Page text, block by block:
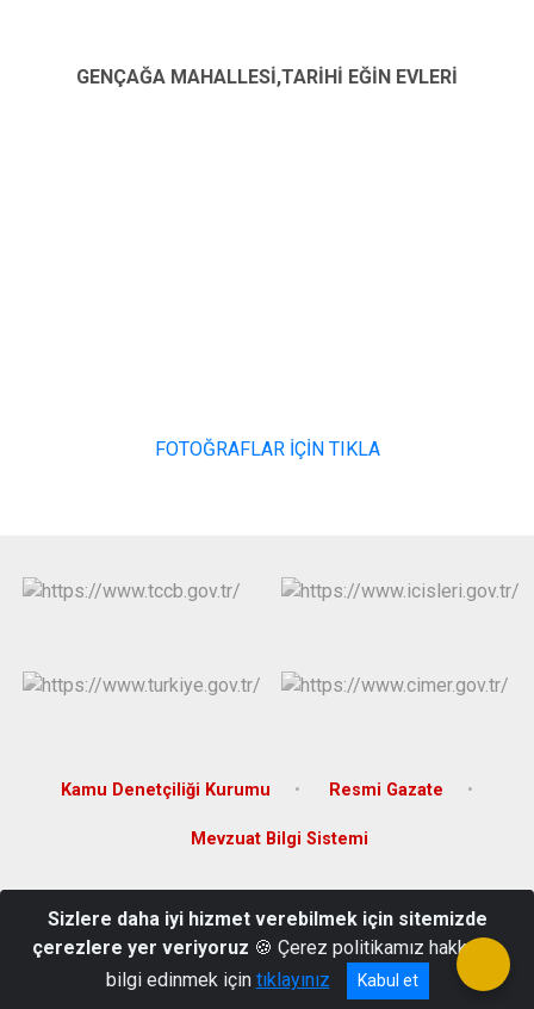
GENÇAĞA MAHALLESİ,TARİHİ EĞİN EVLERİ
FOTOĞRAFLAR İÇİN TIKLA
Kamu Denetçiliği Kurumu Resmi Gazate
Mevzuat Bilgi Sistemi
Kemaliye/ Erzincan
Telefon:(0446) 751 21 36-Faks: 0446 751 28 38
Sizlere daha iyi hizmet verebilmek için sitemizde
çerezlere yer veriyoruz 🍪 Çerez politikamız hakkında
bilgi edinmek için tıklayınız Kabul et